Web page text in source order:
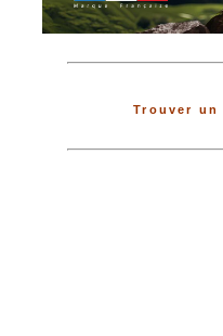
Trouver un